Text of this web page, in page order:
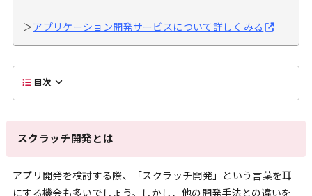
＞アプリケーション開発サービスについて詳しくみる
目次
スクラッチ開発とは
アプリ開発を検討する際、「スクラッチ開発」という言葉を耳
にする機会も多いでしょう。しかし、他の開発手法との違いを